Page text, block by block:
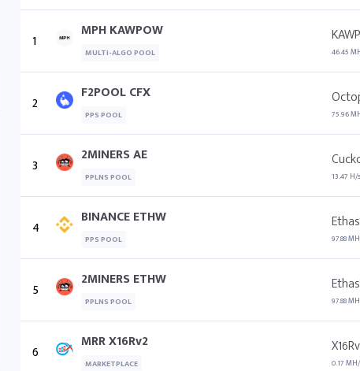
1 MPH KAWPOW
MULTI-ALGO POOL 46.45
2 F2POOL CFX
PPS POOL 75.96
3 2MINERS AE
PPLNS POOL 13.47
4 BINANCE ETHW
PPS POOL 97.88
5 2MINERS ETHW
PPLNS POOL 97.88
6 MRR X16Rv2
MARKETPLACE 0.17